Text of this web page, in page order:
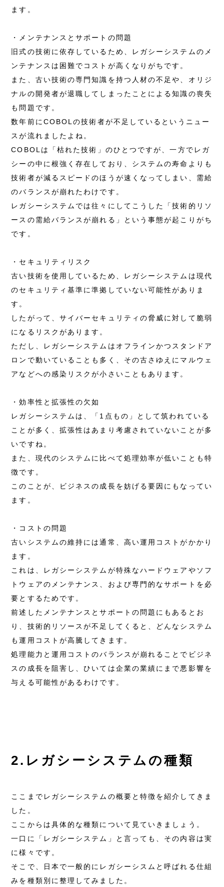
ます。
・メンテナンスとサポートの問題
旧式の技術に依存しているため、レガシーシステムのメ
ンテナンスは困難でコストが高くなりがちです。
また、古い技術の専門知識を持つ人材の不足や、オリジ
ナルの開発者が退職してしまったことによる知識の喪失
も問題です。
数年前にCOBOLの技術者が不足しているというニュー
スが流れましたよね。
COBOLは「枯れた技術」のひとつですが、一方でレガ
シーの中に根強く存在しており、システムの寿命よりも
技術者が減るスピードのほうが速くなってしまい、需給
のバランスが崩れたわけです。
レガシーシステムでは往々にしてこうした「技術的リソ
ースの需給バランスが崩れる」という事態が起こりがち
です。
・セキュリティリスク
古い技術を使用しているため、レガシーシステムは現代
のセキュリティ基準に準拠していない可能性がありま
す。
したがって、サイバーセキュリティの脅威に対して脆弱
になるリスクがあります。
ただし、レガシーシステムはオフラインかつスタンドア
ロンで動いていることも多く、その古さゆえにマルウェ
アなどへの感染リスクが小さいこともあります。
・効率性と拡張性の欠如
レガシーシステムは、「1点もの」として筑われている
ことが多く、拡張性はあまり考慮されていないことが多
いですね。
また、現代のシステムに比べて処理効率が低いことも特
徴です。
このことが、ビジネスの成長を妨げる要因にもなってい
ます。
・コストの問題
古いシステムの維持には通常、高い運用コストがかかり
ます。
これは、レガシーシステムが特殊なハードウェアやソフ
トウェアのメンテナンス、および専門的なサポートを必
要とするためです。
前述したメンテナンスとサポートの問題にもあるとお
り、技術的リソースが不足してくると、どんなシステム
も運用コストが高騰してきます。
処理能力と運用コストのバランスが崩れることでビジネ
スの成長を阻害し、ひいては企業の業績にまで悪影響を
与える可能性があるわけです。
2.レガシーシステムの種類
ここまでレガシーシステムの概要と特徴を紹介してきま
した。
ここからは具体的な種類について見ていきましょう。
一口に「レガシーシステム」と言っても、その内容は実
に様々です。
そこで、日本で一般的にレガシーシスムと呼ばれる仕組
みを種類別に整理してみました。